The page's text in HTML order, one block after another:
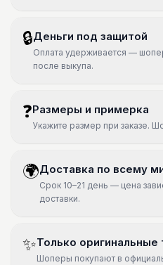
🔒Деньги под защитой
Оплата удерживается —
после выкупа.
❓Размеры и примерка
Укажите размер при заказе.
🌍Доставка по всему
Срок 10–21 день — цена
доставки.
✨Только оригинальные
Шоперы покупают в